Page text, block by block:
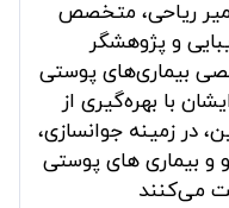
ریاحی، متخصص
و پژوهشگر
بیماری‌های پوستی
با بهره‌گیری از
در زمینه جوانسازی،
و بیماری های پوستی
می‌کنند